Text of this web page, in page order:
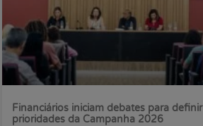
Financiários iniciam debates para definir
prioridades da Campanha 2026